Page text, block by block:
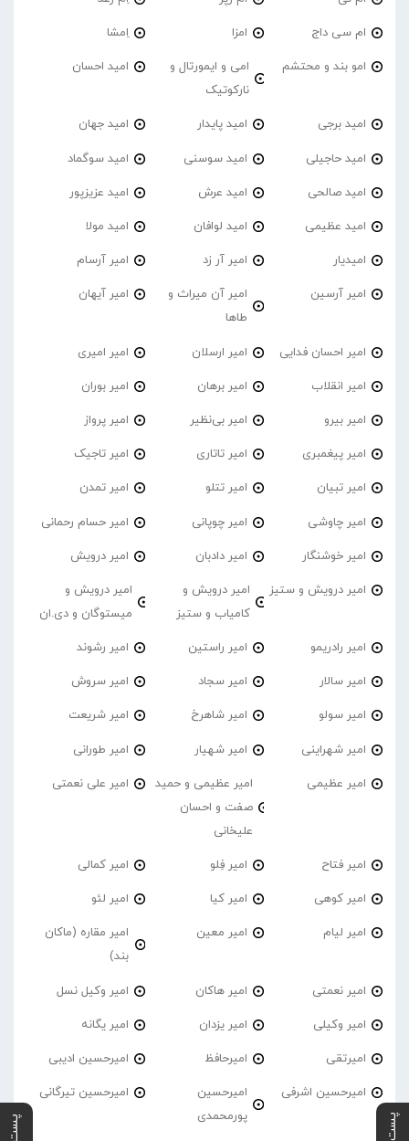
ام سی داج امزا اِمشا
امو بند و محتشم
امی و ایمورتال و
نارکوتیک
امید احسان
امید برجی امید پایدار امید جهان
امید حاجیلی امید سوسنی امید سوگماد
امید صالحی امید عرش امید عزیزپور
امید عظیمی امید لوافان امید مولا
امیدیار امیر آر زد امیر آرسام
امیر آرسین
امیر آن میراث و
طاها
امیر آیهان
امیر احسان فدایی امیر ارسلان امیر امیری
امیر انقلاب امیر برهان امیر‌ بوران
امیر بیرو امیر بی‌نظیر امیر پرواز
امیر پیغمبری امیر تاتاری امیر تاجیک
امیر تبیان امیر تتلو امیر تمدن
امیر چاوشی امیر چوپانی امیر حسام رحمانی
امیر خوشنگار امیر دادبان امیر درویش
امیر درویش و ستیز
امیر درویش و
کامیاب و ستیز
امیر درویش و
میستوگان و دی.ان
امیر رادریمو امیر راستین امیر رشوند
امیر سالار امیر سجاد امیر سروش
امیر سولو امیر شاهرخ امیر شریعت
امیر شهراینی امیر شهیار امیر طورانی
امیر عظیمی
امیر عظیمی و حمید
صفت و احسان
علیخانی
امیر علی نعمتی
امیر فتاح امیر فِلو امیر کمالی
امیر کوهی امیر کیا امیر لئو
امیر لیام امیر معین
امیر مقاره (ماکان
بند)
امیر نعمتی امیر هاکان امیر وکیل نسل
امیر وکیلی امیر یزدان امیر یگانه
امیرتقی امیرحافظ امیرحسین ادیبی
امیرحسین اشرفی
امیرحسین
پورمحمدی
امیرحسین تیرگانی